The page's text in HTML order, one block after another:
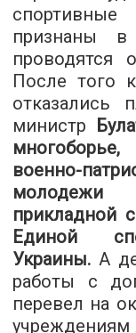
признаны
проводятся
После того
отказались
министр
военно-
молодежи
прикладной
Единой
Украины. А
работы с
перевел на
учреждениям